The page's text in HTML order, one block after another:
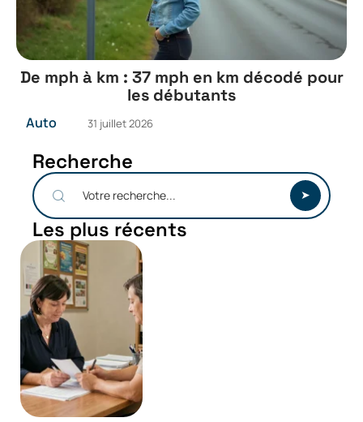
De mph à km : 37 mph en km décodé pour
les débutants
Auto 31 juillet 2026
Recherche
Les plus récents